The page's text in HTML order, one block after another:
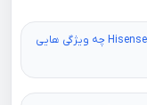
سیستم عامل Vidaa در تلویزیون های Hisense چه ویژگی هایی